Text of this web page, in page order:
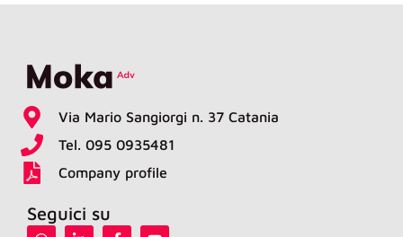
Via Mario Sangiorgi n. 37 Catania
Tel. 095 0935481
Company profile
Seguici su
W F Y